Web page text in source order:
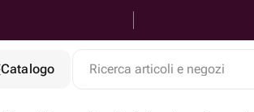
Catalogo Ricerca articoli e negozi